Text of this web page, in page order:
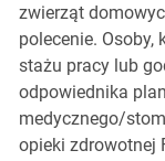
zwierząt
polecenie. Osoby,
stażu pracy lub
odpowiednika
medycznego/
opieki zdrowotnej